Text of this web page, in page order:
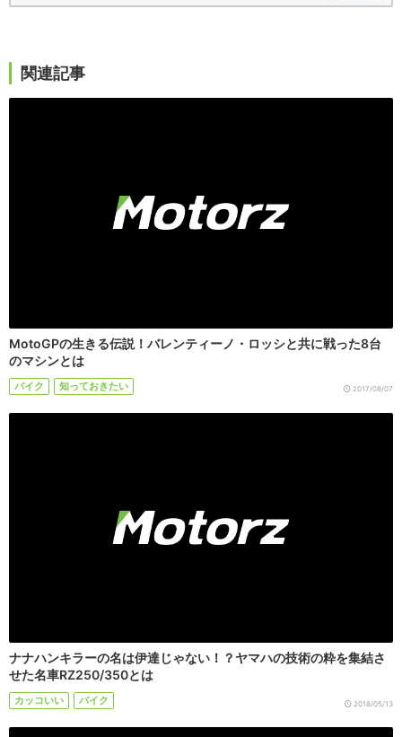
関連記事
MotoGPの生きる伝説！バレンティーノ・ロッシと共に戦った8台
のマシンとは
バイク 知っておきたい 2017/08/07
ナナハンキラーの名は伊達じゃない！？ヤマハの技術の粋を集結さ
せた名車RZ250/350とは
カッコいい バイク 2018/05/13